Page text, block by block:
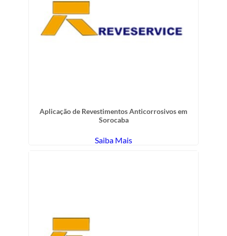
Aplicação de Revestimentos Anticorrosivos em
Sorocaba
Saiba Mais